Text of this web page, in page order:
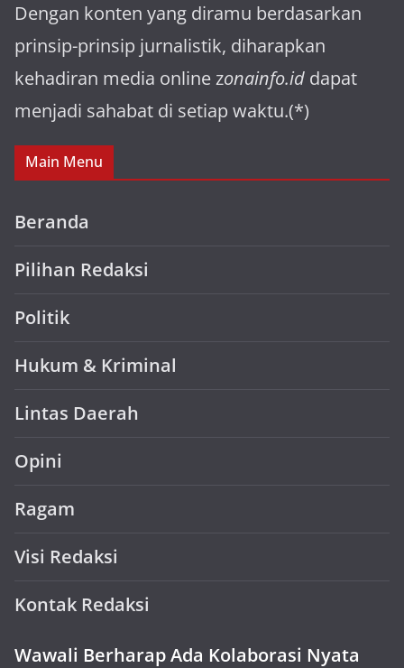
Dengan konten yang diramu berdasarkan
prinsip-prinsip jurnalistik, diharapkan
kehadiran media online zonainfo.id dapat
menjadi sahabat di setiap waktu.(*)
Main Menu
Beranda
Pilihan Redaksi
Politik
Hukum & Kriminal
Lintas Daerah
Opini
Ragam
Visi Redaksi
Kontak Redaksi
Wawali Berharap Ada Kolaborasi Nyata